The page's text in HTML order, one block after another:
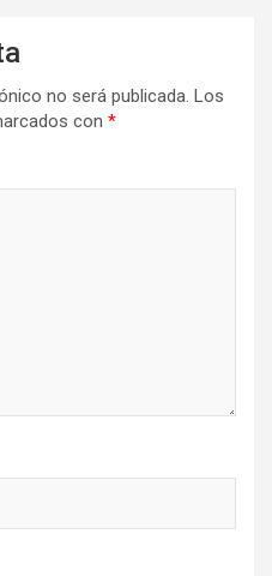
no será publicada. Los
con *